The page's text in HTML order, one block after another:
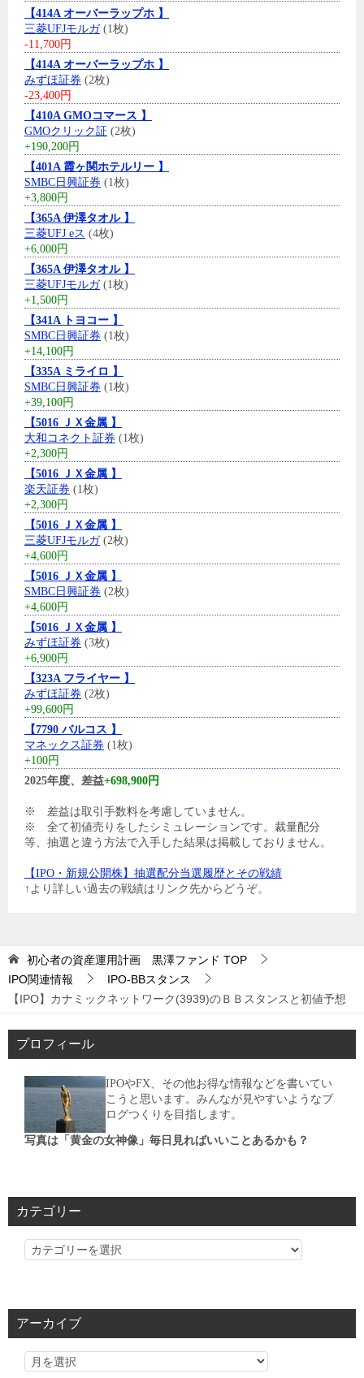
【414A オーバーラップホ 】
三菱UFJモルガ(1枚)
-11,700円
【414A オーバーラップホ 】
みずほ証券 (2枚)
-23,400円
【410A GMOコマース 】
GMOクリック証 (2枚)
+190,200円
【401A 霞ヶ関ホテルリー 】
SMBC日興証券 (1枚)
+3,800円
【365A 伊澤タオル 】
三菱UFJ eス (4枚)
+6,000円
【365A 伊澤タオル 】
三菱UFJモルガ(1枚)
+1,500円
【341A トヨコー 】
SMBC日興証券 (1枚)
+14,100円
【335A ミライロ 】
SMBC日興証券 (1枚)
+39,100円
【5016 ＪＸ金属 】
大和コネクト証券 (1枚)
+2,300円
【5016 ＪＸ金属 】
楽天証券 (1枚)
+2,300円
【5016 ＪＸ金属 】
三菱UFJモルガ(2枚)
+4,600円
【5016 ＪＸ金属 】
SMBC日興証券 (2枚)
+4,600円
【5016 ＪＸ金属 】
みずほ証券 (3枚)
+6,900円
【323A フライヤー 】
みずほ証券 (2枚)
+99,600円
【7790 バルコス 】
マネックス証券 (1枚)
+100円
2025年度、差益+698,900円
※ 差益は取引手数料を考慮していません。
※ 全て初値売りをしたシミュレーションです。裁量配分
等、抽選と違う方法で入手した結果は掲載しておりません。
【IPO・新規公開株】抽選配分当選履歴とその戦績
↑より詳しい過去の戦績はリンク先からどうぞ。
初心者の資産運用計画 黒澤ファンド TOP
IPO関連情報
IPO-BBスタンス
【IPO】カナミックネットワーク(3939)のＢＢスタンスと初値予想
プロフィール
IPOやFX、その他お得な情報などを書いてい
こうと思います。みんなが見やすいようなブ
ログつくりを目指します。
写真は「黄金の女神像」毎日見ればいいことあるかも？
カテゴリー
カ
リ
アーカイブ